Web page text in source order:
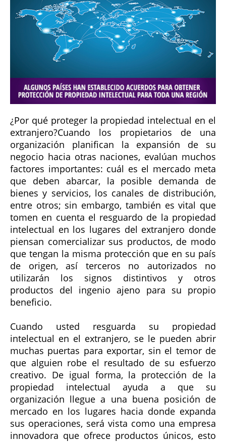
¿Por qué proteger la propiedad intelectual en el
extranjero?Cuando los propietarios de una
organización planifican la expansión de su
negocio hacia otras naciones, evalúan muchos
factores importantes: cuál es el mercado meta
que deben abarcar, la posible demanda de
bienes y servicios, los canales de distribución,
entre otros; sin embargo, también es vital que
tomen en cuenta el resguardo de la propiedad
intelectual en los lugares del extranjero donde
piensan comercializar sus productos, de modo
que tengan la misma protección que en su país
de origen, así terceros no autorizados no
utilizarán los signos distintivos y otros
productos del ingenio ajeno para su propio
beneficio.
Cuando usted resguarda su propiedad
intelectual en el extranjero, se le pueden abrir
muchas puertas para exportar, sin el temor de
que alguien robe el resultado de su esfuerzo
creativo. De igual forma, la protección de la
propiedad intelectual ayuda a que su
organización llegue a una buena posición de
mercado en los lugares hacia donde expanda
sus operaciones, será vista como una empresa
innovadora que ofrece productos únicos, esto